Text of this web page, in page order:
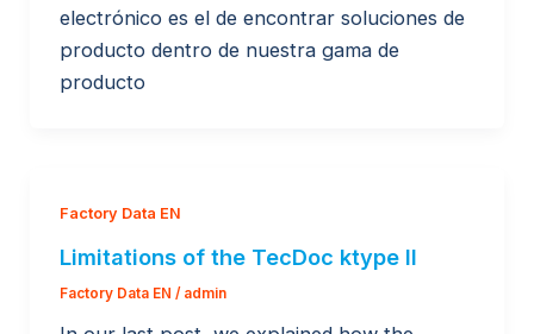
electrónico es el de encontrar soluciones de
producto dentro de nuestra gama de
producto
Factory Data EN
Limitations of the TecDoc ktype II
Factory Data EN / admin